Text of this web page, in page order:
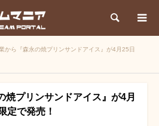
検索
から『森永の焼プリンサンドアイス』が4月25日
焼プリンサンドアイス』が4月
定で発売！